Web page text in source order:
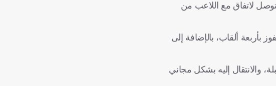
إسترليني، بعد فشلها في التوصل لاتفاق مع اللاعب من
الفريق للفوز بأربعة ألقاب، بالإضافة إلى
والانتقال إليه بشكل مجاني